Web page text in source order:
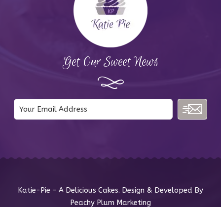
Get Our Sweet News
Katie-Pie - A Delicious Cakes. Design & Developed By
Peachy Plum Marketing